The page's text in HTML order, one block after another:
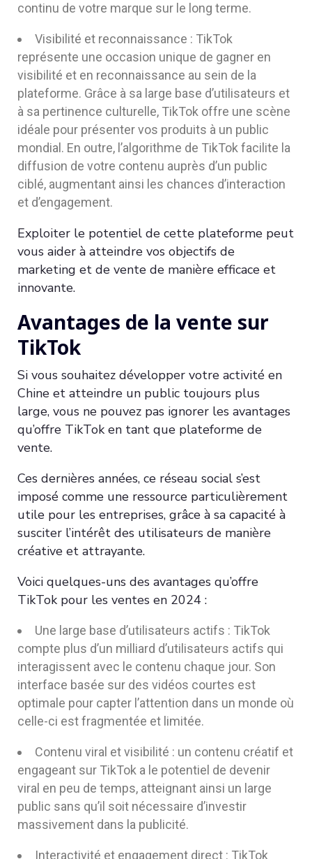
continu de votre marque sur le long terme.
Visibilité et reconnaissance : TikTok
représente une occasion unique de gagner en
visibilité et en reconnaissance au sein de la
plateforme. Grâce à sa large base d’utilisateurs et
à sa pertinence culturelle, TikTok offre une scène
idéale pour présenter vos produits à un public
mondial. En outre, l’algorithme de TikTok facilite la
diffusion de votre contenu auprès d’un public
ciblé, augmentant ainsi les chances d’interaction
et d’engagement.
Exploiter le potentiel de cette plateforme peut
vous aider à atteindre vos objectifs de
marketing et de vente de manière efficace et
innovante.
Avantages de la vente sur
TikTok
Si vous souhaitez développer votre activité en
Chine et atteindre un public toujours plus
large, vous ne pouvez pas ignorer les avantages
qu’offre TikTok en tant que plateforme de
vente.
Ces dernières années, ce réseau social s’est
imposé comme une ressource particulièrement
utile pour les entreprises, grâce à sa capacité à
susciter l’intérêt des utilisateurs de manière
créative et attrayante.
Voici quelques-uns des avantages qu’offre
TikTok pour les ventes en 2024 :
Une large base d’utilisateurs actifs : TikTok
compte plus d’un milliard d’utilisateurs actifs qui
interagissent avec le contenu chaque jour. Son
interface basée sur des vidéos courtes est
optimale pour capter l’attention dans un monde où
celle-ci est fragmentée et limitée.
Contenu viral et visibilité : un contenu créatif et
engageant sur TikTok a le potentiel de devenir
viral en peu de temps, atteignant ainsi un large
public sans qu’il soit nécessaire d’investir
massivement dans la publicité.
Interactivité et engagement direct : TikTok